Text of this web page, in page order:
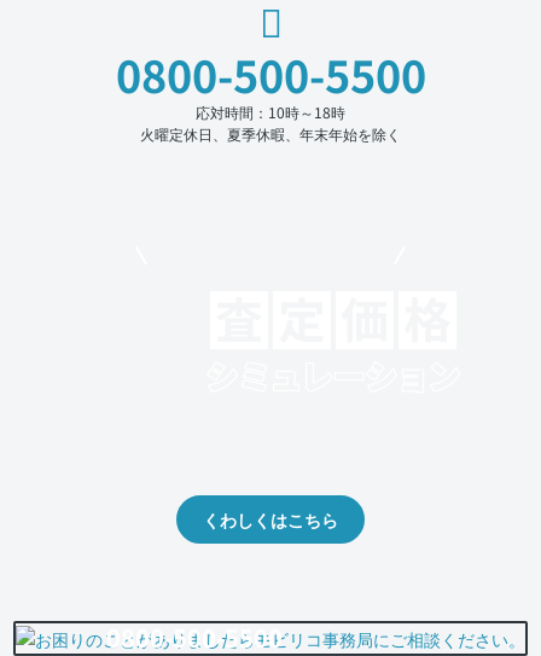
0800-500-5500
応対時間：10時～18時
火曜定休日、夏季休暇、年末年始を除く
くわしくはこちら
0800-500-5500